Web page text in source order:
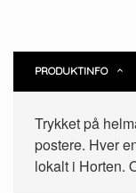
PRODUKTINFO
Trykket på
postere. Hver
lokalt i Horten.